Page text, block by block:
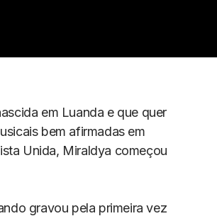
em Luanda e que quer
bem afirmadas em
Unida, Miraldya começou
gravou pela primeira vez